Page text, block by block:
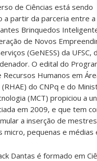
de Ciências está sendo
a partir da parceria entre
Brinquedos
de Novos
(GeNESS) da UFSC,
O edital do
Recursos Humanos em
do CNPq e do
(MCT) propiciou a
em 2009, e que tem
a inserção de
micro, pequenas e médias
Dantas é formado em